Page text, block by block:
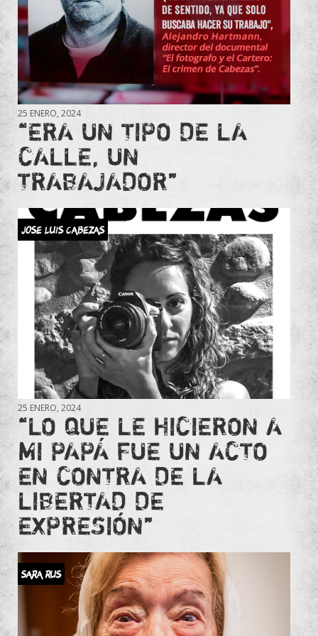
25 ENERO, 2024
“ERA UN TIPO DE LA
CALLE, UN
TRABAJADOR”
JOSE LUIS CABEZAS
25 ENERO, 2024
“LO QUE LE HICIERON A
MI PAPÁ FUE UN ACTO
EN CONTRA DE LA
LIBERTAD DE
EXPRESIÓN”
SARA RUS